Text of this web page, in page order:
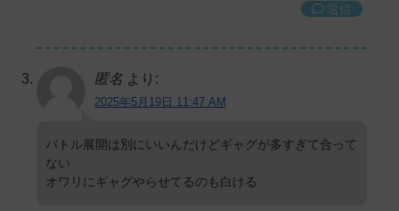
返信
匿名 より:
2025年5月19日 11:47 AM
バトル展開は別にいいんだけどギャグが多すぎて合って
ない
オワリにギャグやらせてるのも白ける